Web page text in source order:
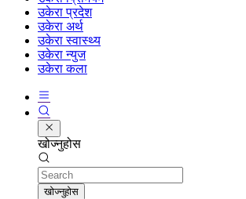
उकेरा प्रदेश
उकेरा अर्थ
उकेरा स्वास्थ्य
उकेरा न्युज
उकेरा कला
खोज्नुहोस
Search
खोज्नुहोस